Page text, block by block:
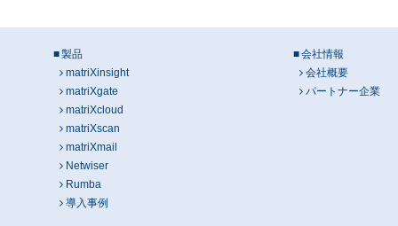
製品
matriXinsight
matriXgate
matriXcloud
matriXscan
matriXmail
Netwiser
Rumba
導入事例
会社情報
会社概要
パートナー企業